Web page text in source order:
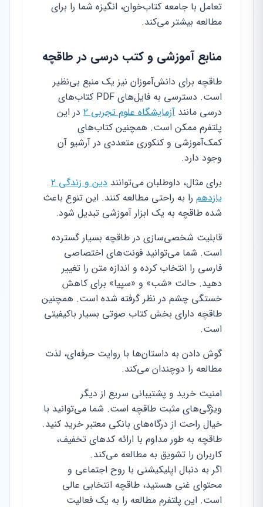
تعامل با جامعه کتاب‌خوان، انگیزه شما را برای
مطالعه بیشتر می‌کند.
منابع آموزشی و کتب درسی در طاقچه
طاقچه برای دانش‌آموزان نیز یک منبع بی‌نظیر
است. دسترسی به فایل‌های PDF کتاب‌های
درسی مانند آزمایشگاه علوم تجربی ۲ در این
پلتفرم ممکن است. همچنین کتاب‌های
کمک‌آموزشی و کنکوری متعددی در آرشیو آن
وجود دارد.
برای مثال، داوطلبان می‌توانند
دین و زندگی ۲
یازدهم را به راحتی مطالعه کنند. این تنوع باعث
شده طاقچه به یک ابزار آموزشی تبدیل شود.
قابلیت شخصی‌سازی در طاقچه بسیار گسترده
است. شما می‌توانید فونت‌های اختصاصی
فارسی را انتخاب کرده و اندازه متن را تغییر
دهید. حالت «شب» و «سپیا» برای کاهش
خستگی چشم در نظر گرفته شده است. همچنین
طاقچه دارای بخش کتاب صوتی بسیار باکیفیتی
است.
گوش دادن به داستان‌ها با روایت حرفه‌ای، لذت
مطالعه را دوچندان می‌کند.
امنیت خرید و پشتیبانی سریع از دیگر
ویژگی‌های مثبت طاقچه است. شما می‌توانید با
خیال راحت از درگاه‌های بانکی معتبر خرید کنید.
طاقچه به طور مداوم با ارائه کدهای تخفیف،
کاربران را تشویق به مطالعه می‌کند.
اگر به دنبال اپلیکیشنی با روح اجتماعی و
محتوای غنی هستید، طاقچه انتخابی عالی
است. این پلتفرم مطالعه را به یک فعالیت